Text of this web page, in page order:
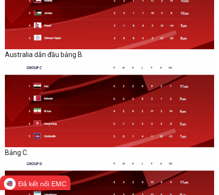
Australia dẫn đầu bảng B.
Bảng C.
Đã kết nối EMC